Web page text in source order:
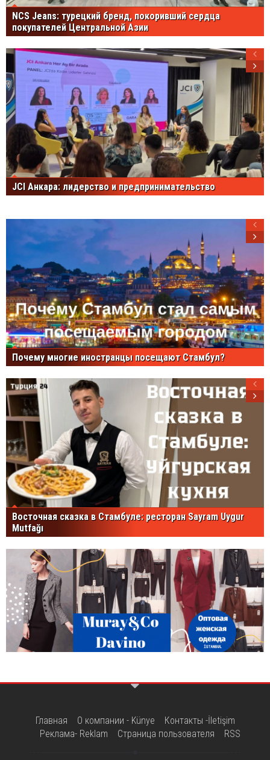
NCS Jeans: турецкий бренд, покоривший сердца
покупателей Центральной Азии
JCI Анкара: лидерство и предпринимательство
Почему многие иностранцы посещают Стамбул?
Восточная сказка в Стамбуле: ресторан Sayram Uygur
Mutfağı
Главная О компании - Künye
Контакты -İletişim
Реклама- Reklam
Страница пользователя RSS